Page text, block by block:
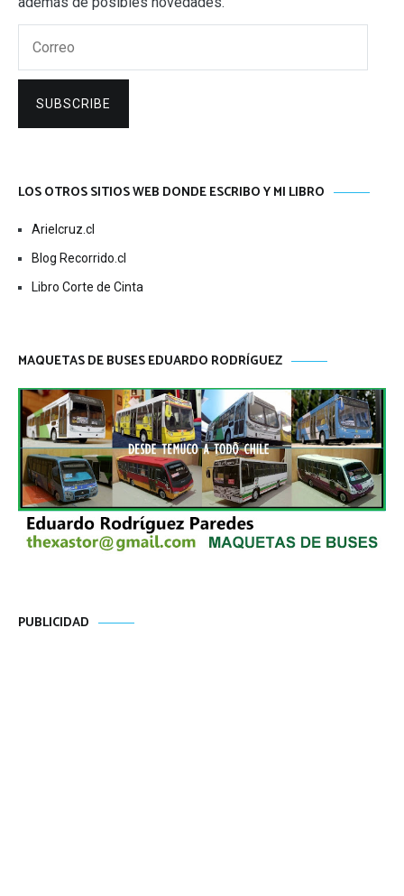
SUBSCRIBE
LOS OTROS SITIOS WEB DONDE ESCRIBO Y MI LIBRO
Arielcruz.cl
Blog Recorrido.cl
Libro Corte de Cinta
MAQUETAS DE BUSES EDUARDO RODRÍGUEZ
PUBLICIDAD